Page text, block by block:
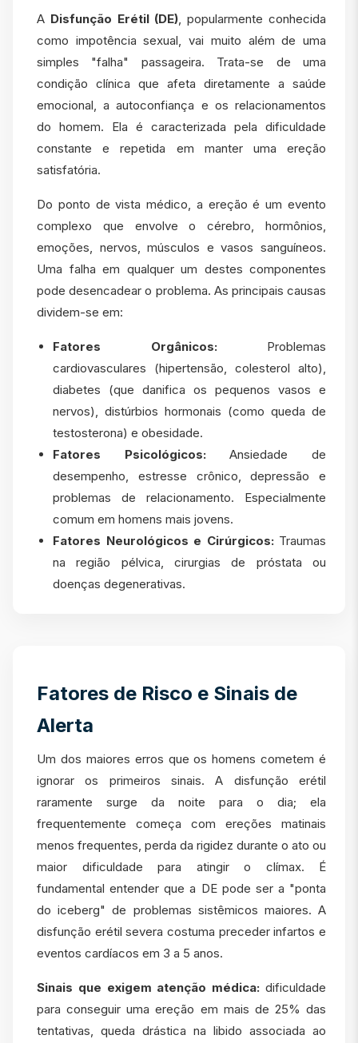
A Disfunção Erétil (DE) , popularmente conhecida
como impotência sexual, vai muito além de uma
simples "falha" passageira. Trata-se de uma
condição clínica que afeta diretamente a saúde
emocional, a autoconfiança e os relacionamentos
do homem. Ela é caracterizada pela dificuldade
constante e repetida em manter uma ereção
satisfatória.
Do ponto de vista médico, a ereção é um evento
complexo que envolve o cérebro, hormônios,
emoções, nervos, músculos e vasos sanguíneos.
Uma falha em qualquer um destes componentes
pode desencadear o problema. As principais causas
dividem-se em:
Fatores Orgânicos:Problemas
cardiovasculares (hipertensão, colesterol alto),
diabetes (que danifica os pequenos vasos e
nervos), distúrbios hormonais (como queda de
testosterona) e obesidade.
Fatores Psicológicos:Ansiedade de
desempenho, estresse crônico, depressão e
problemas de relacionamento. Especialmente
comum em homens mais jovens.
Fatores Neurológicos e Cirúrgicos:Traumas
na região pélvica, cirurgias de próstata ou
doenças degenerativas.
Fatores de Risco e Sinais de
Alerta
Um dos maiores erros que os homens cometem é
ignorar os primeiros sinais. A disfunção erétil
raramente surge da noite para o dia; ela
frequentemente começa com ereções matinais
menos frequentes, perda da rigidez durante o ato ou
maior dificuldade para atingir o clímax. É
fundamental entender que a DE pode ser a "ponta
do iceberg" de problemas sistêmicos maiores. A
disfunção erétil severa costuma preceder infartos e
eventos cardíacos em 3 a 5 anos.
Sinais que exigem atenção médica: dificuldade
para conseguir uma ereção em mais de 25% das
tentativas, queda drástica na libido associada ao